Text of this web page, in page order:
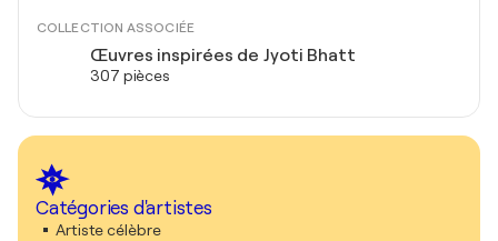
COLLECTION ASSOCIÉE
Œuvres inspirées de Jyoti Bhatt
307 pièces
Catégories d'artistes
Artiste célèbre